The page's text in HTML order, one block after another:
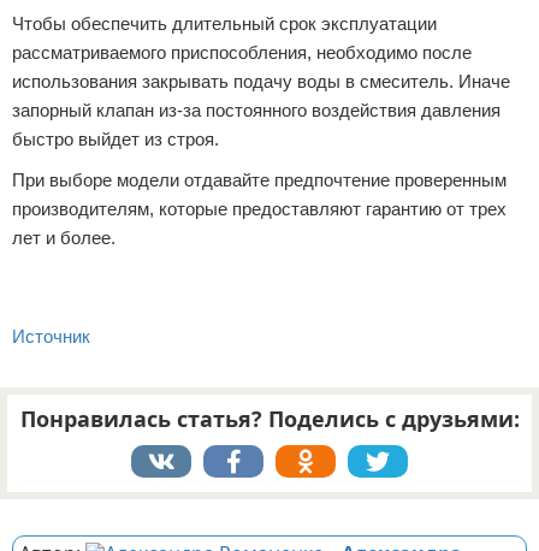
Чтобы обеспечить длительный срок эксплуатации
рассматриваемого приспособления, необходимо после
использования закрывать подачу воды в смеситель. Иначе
запорный клапан из-за постоянного воздействия давления
быстро выйдет из строя.
При выборе модели отдавайте предпочтение проверенным
производителям, которые предоставляют гарантию от трех
лет и более.
Источник
Понравилась статья? Поделись с друзьями: